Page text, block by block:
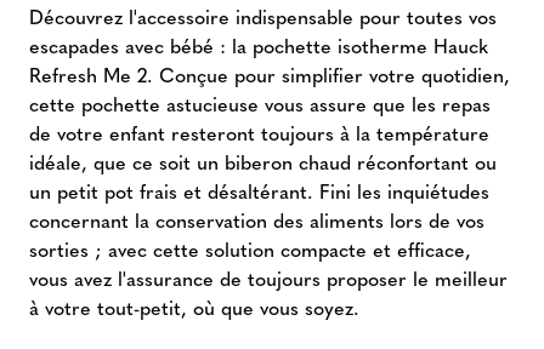
Découvrez l'accessoire indispensable pour toutes vos
escapades avec bébé : la pochette isotherme Hauck
Refresh Me 2. Conçue pour simplifier votre quotidien,
cette pochette astucieuse vous assure que les repas
de votre enfant resteront toujours à la température
idéale, que ce soit un biberon chaud réconfortant ou
un petit pot frais et désaltérant. Fini les inquiétudes
concernant la conservation des aliments lors de vos
sorties ; avec cette solution compacte et efficace,
vous avez l'assurance de toujours proposer le meilleur
à votre tout-petit, où que vous soyez.